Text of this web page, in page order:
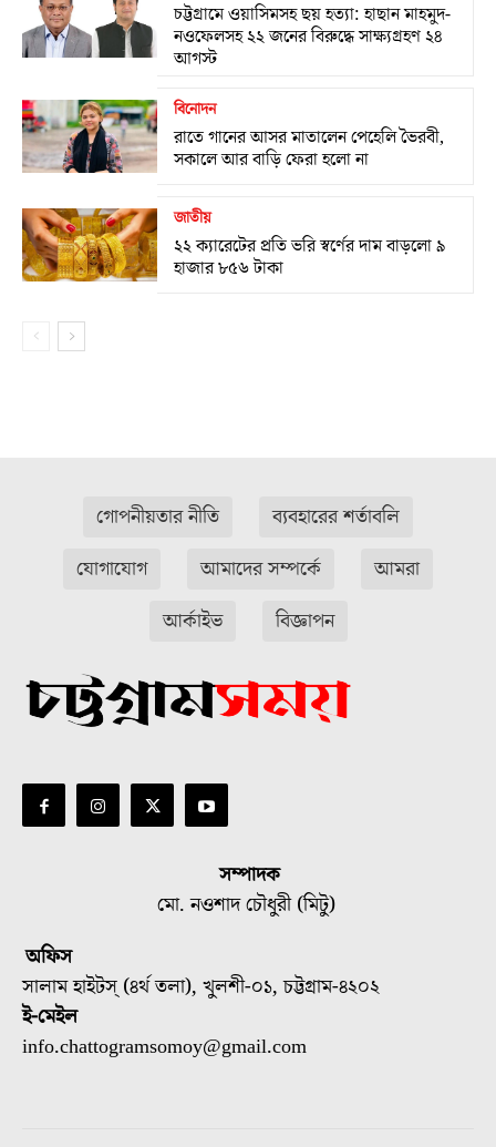
চট্টগ্রামে ওয়াসিমসহ ছয় হত্যা: হাছান মাহমুদ-
নওফেলসহ ২২ জনের বিরুদ্ধে সাক্ষ্যগ্রহণ ২৪
আগস্ট
বিনোদন
রাতে গানের আসর মাতালেন পেহেলি ভৈরবী,
সকালে আর বাড়ি ফেরা হলো না
জাতীয়
২২ ক্যারেটের প্রতি ভরি স্বর্ণের দাম বাড়লো ৯
হাজার ৮৫৬ টাকা
গোপনীয়তার নীতি
ব্যবহারের শর্তাবলি
যোগাযোগ
আমাদের সম্পর্কে
আমরা
আর্কাইভ
বিজ্ঞাপন
সম্পাদক
মো. নওশাদ চৌধুরী (মিটু)
অফিস
সালাম হাইটস্ (৪র্থ তলা), খুলশী-০১, চট্টগ্রাম-৪২০২
ই-মেইল
info.chattogramsomoy@gmail.com